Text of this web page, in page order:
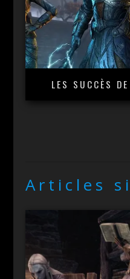
LES SUCCÈS
Articles